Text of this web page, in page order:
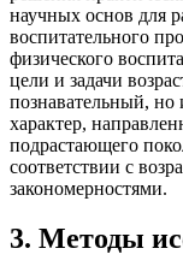
научных основ для
воспитательного
физического
цели и задачи
познавательный,
характер,
подрастающего
соответствии с
закономерностями.
3. Методы